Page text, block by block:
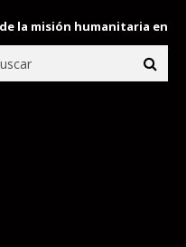
humanitaria enviada a